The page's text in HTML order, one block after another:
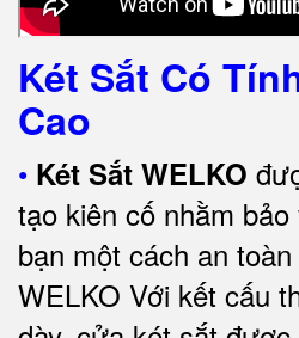
Két Sắt Có
Cao
• Két Sắt WELKO
tạo kiên cố nhằm
bạn một cách an
WELKO Với kết cấu